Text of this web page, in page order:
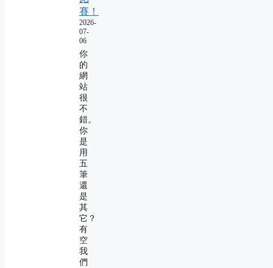
賽！
2026-
07-
06
你
的
網
站
很
不
錯。
你
是
用
五
筆
還
是
其
它？
有
空
我
們